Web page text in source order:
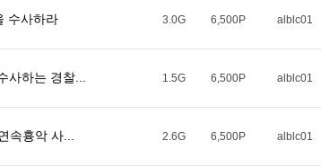
수사하라 3.0G 6,500P alblc01
하는 경찰... 1.5G 6,500P alblc01
속흉악 사... 2.6G 6,500P alblc01